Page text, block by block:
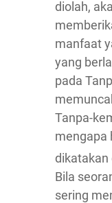
diolah,
manfaat
yang
pada
Tanpa-
mengapa
dikatakan
Bila
sering